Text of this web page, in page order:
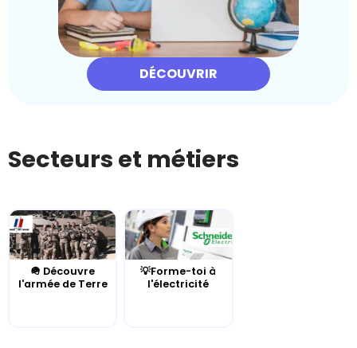
DÉCOUVRIR
Secteurs et métiers
🪖 Découvre
l'armée de Terre
💡Forme-toi à
l'électricité